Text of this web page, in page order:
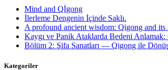
Mind and Qİgong
İlerleme Dengenin İçinde Saklı.
A profound ancient wisdom: Qigong and
Kaygı ve Panik Ataklarda Bedeni Anlamak:
Bölüm 2: Şifa Sanatları — Qigong ile
Kategoriler